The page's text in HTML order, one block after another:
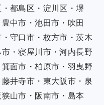
都島区・淀川区・堺
中市・池田市・吹田
守口市・枚方市・茨木
・寝屋川市・河内長野
面市・柏原市・羽曳野
井寺市・東大阪市・泉
山市・阪南市・島本